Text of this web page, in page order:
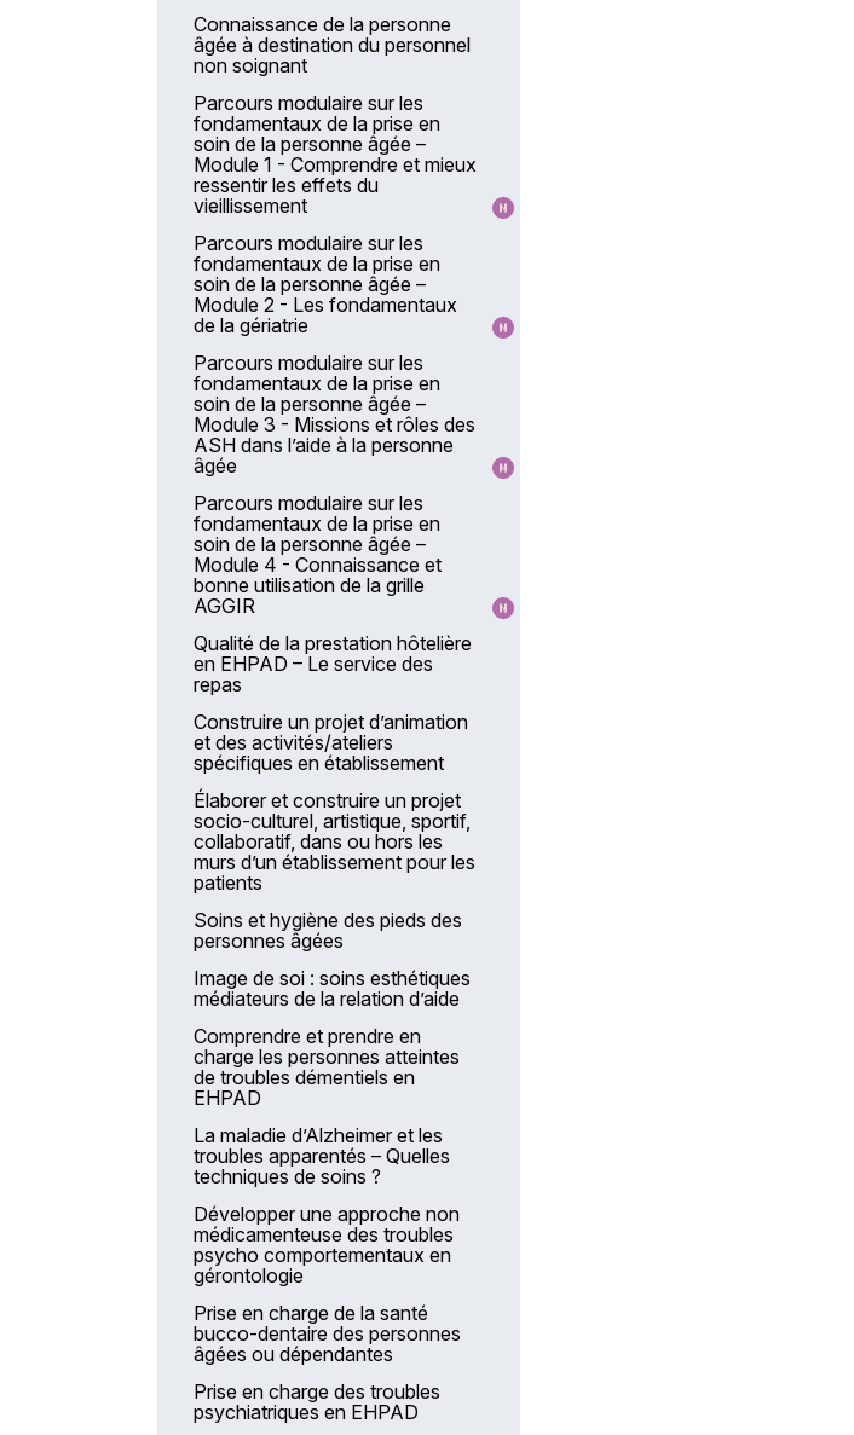
Connaissance de la personne
âgée à destination du personnel
non soignant
Parcours modulaire sur les
fondamentaux de la prise en
soin de la personne âgée –
Module 1 - Comprendre et mieux
ressentir les effets du
vieillissement
Parcours modulaire sur les
fondamentaux de la prise en
soin de la personne âgée –
Module 2 - Les fondamentaux
de la gériatrie
Parcours modulaire sur les
fondamentaux de la prise en
soin de la personne âgée –
Module 3 - Missions et rôles des
ASH dans l’aide à la personne
âgée
Parcours modulaire sur les
fondamentaux de la prise en
soin de la personne âgée –
Module 4 - Connaissance et
bonne utilisation de la grille
AGGIR
Qualité de la prestation hôtelière
en EHPAD – Le service des
repas
Construire un projet d’animation
et des activités/ateliers
spécifiques en établissement
Élaborer et construire un projet
socio-culturel, artistique, sportif,
collaboratif, dans ou hors les
murs d’un établissement pour les
patients
Soins et hygiène des pieds des
personnes âgées
Image de soi : soins esthétiques
médiateurs de la relation d’aide
Comprendre et prendre en
charge les personnes atteintes
de troubles démentiels en
EHPAD
La maladie d’Alzheimer et les
troubles apparentés – Quelles
techniques de soins ?
Développer une approche non
médicamenteuse des troubles
psycho comportementaux en
gérontologie
Prise en charge de la santé
bucco-dentaire des personnes
âgées ou dépendantes
Prise en charge des troubles
psychiatriques en EHPAD